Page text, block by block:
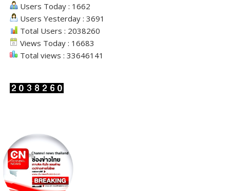
Users Today : 1662
Users Yesterday : 3691
Total Users : 2038260
Views Today : 16683
Total views : 33646141